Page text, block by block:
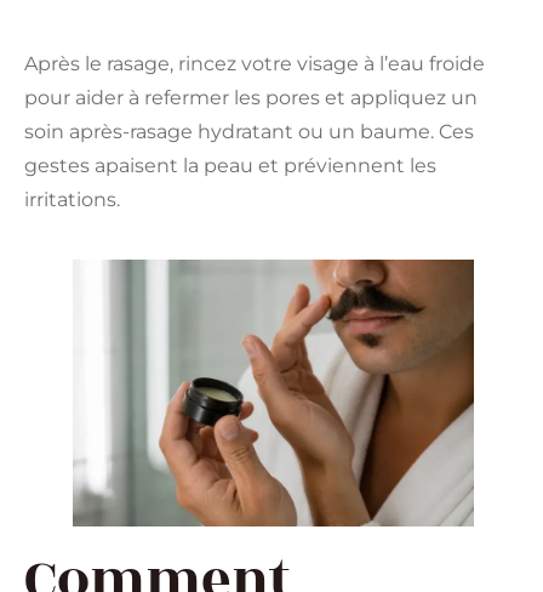
Après le rasage, rincez votre visage à l’eau froide
pour aider à refermer les pores et appliquez un
soin après-rasage hydratant ou un baume. Ces
gestes apaisent la peau et préviennent les
irritations.